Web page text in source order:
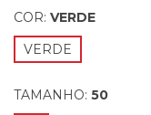
COR: VERDE
VERDE
TAMANHO: 50